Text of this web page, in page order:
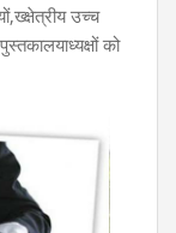
उच्च
को